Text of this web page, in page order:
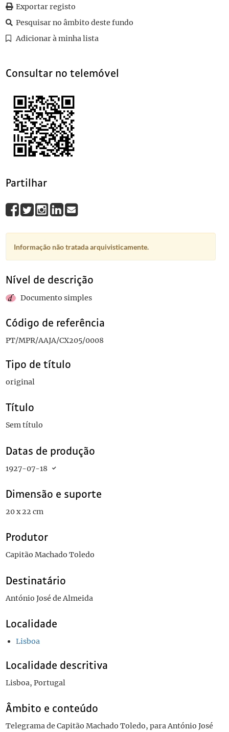
0010
Sem título
0012
0013 Sem título 1927-07-18
Exportar registo
Pesquisar no âmbito deste fundo
Adicionar à minha lista
Consultar no telemóvel
Partilhar
Informação não tratada arquivisticamente.
Nível de descrição
Documento simples
Código de referência
PT/MPR/AAJA/CX205/0008
Tipo de título
original
Título
Sem título
Datas de produção
1927-07-18
Dimensão e suporte
20 x 22 cm
Produtor
Capitão Machado Toledo
Destinatário
António José de Almeida
Localidade
Lisboa
Localidade descritiva
Lisboa, Portugal
Âmbito e conteúdo
Telegrama de Capitão Machado Toledo, para António José